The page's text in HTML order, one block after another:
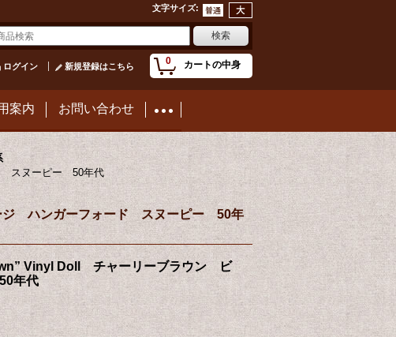
文字サイズ:
0 カートの中身
ログイン 新規登録はこちら
案内 お問い合わせ
スヌーピー 50年代
ジ ハンガーフォード スヌーピー 50年
Vinyl Doll チャーリーブラウン ビ
年代